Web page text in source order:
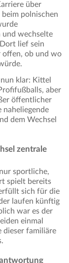
über
polnischen
und wechselte
lief sein
offen, ob und wo
klar: Kittel
aber
öffentlicher
naheliegende
dem Wechsel
zentrale
sportliche,
spielt bereits
sich für die
laufen künftig
war es der
einmal
dieser familiäre